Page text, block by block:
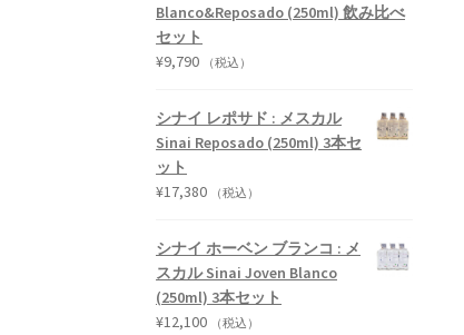
Blanco&Reposado (250ml) 飲み比べ
セット
¥9,790 （税込）
シナイ レポサド : メスカル
Sinai Reposado (250ml) 3本セ
ット
¥17,380 （税込）
シナイ ホーベン ブランコ : メ
スカル Sinai Joven Blanco
(250ml) 3本セット
¥12,100 （税込）